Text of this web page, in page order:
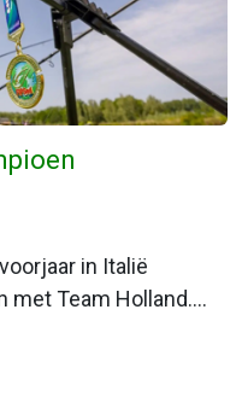
in Italië
met Team Holland.
Aan Zijkanaal B bij